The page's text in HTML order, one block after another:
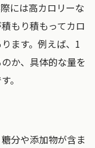
には高カロリーな
もり積もってカロ
ます。例えば、1
か、具体的な量を
。
分や添加物が含ま